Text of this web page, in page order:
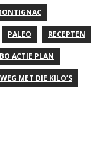
PALEO RECEPTEN
ACTIE PLAN
WEG MET DIE KILO’S